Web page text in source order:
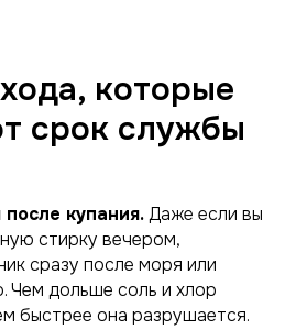
которые
срок службы
купания.Даже если вы
стирку вечером,
сразу после моря или
Чем дольше соль и хлор
быстрее она разрушается.